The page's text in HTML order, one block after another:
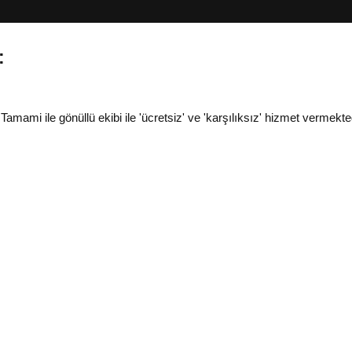
ile gönüllü ekibi ile 'ücretsiz' ve 'karşılıksız' hizmet